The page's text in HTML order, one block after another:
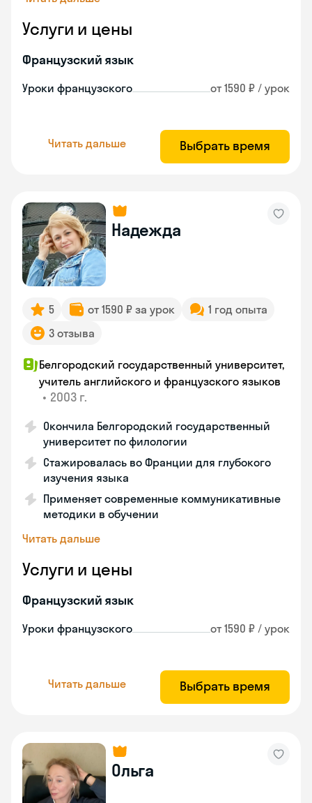
Услуги и цены
Французский язык
Уроки французского от 1590 ₽ / урок
Читать дальше Выбрать время
Надежда
5 от 1590 ₽ за урок
1 год опыта
3 отзыва
Белгородский государственный университет,
учитель английского и французского языков
• 2003 г.
Окончила Белгородский государственный
университет по филологии
Стажировалась во Франции для глубокого
изучения языка
Применяет современные коммуникативные
методики в обучении
Читать дальше
Услуги и цены
Французский язык
Уроки французского от 1590 ₽ / урок
Читать дальше Выбрать время
Ольга